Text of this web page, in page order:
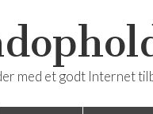
med et godt Internet